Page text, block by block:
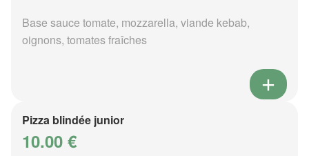
Base sauce tomate, mozzarella, viande kebab,
oignons, tomates fraîches
Pizza blindée junior
10.00 €